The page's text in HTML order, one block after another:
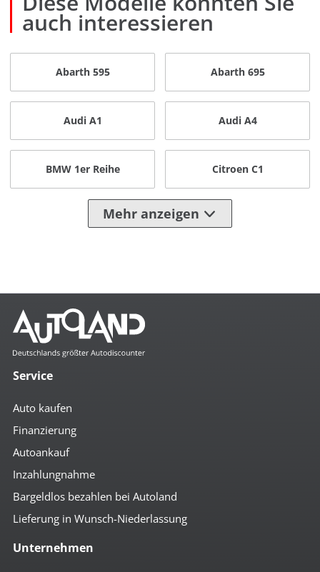
auch interessieren
Abarth 595 Abarth 695
Audi A1 Audi A4
BMW 1er Reihe Citroen C1
Mehr anzeigen
Service
Auto kaufen
Finanzierung
Autoankauf
Inzahlungnahme
Bargeldlos bezahlen bei Autoland
Lieferung in Wunsch-Niederlassung
Unternehmen